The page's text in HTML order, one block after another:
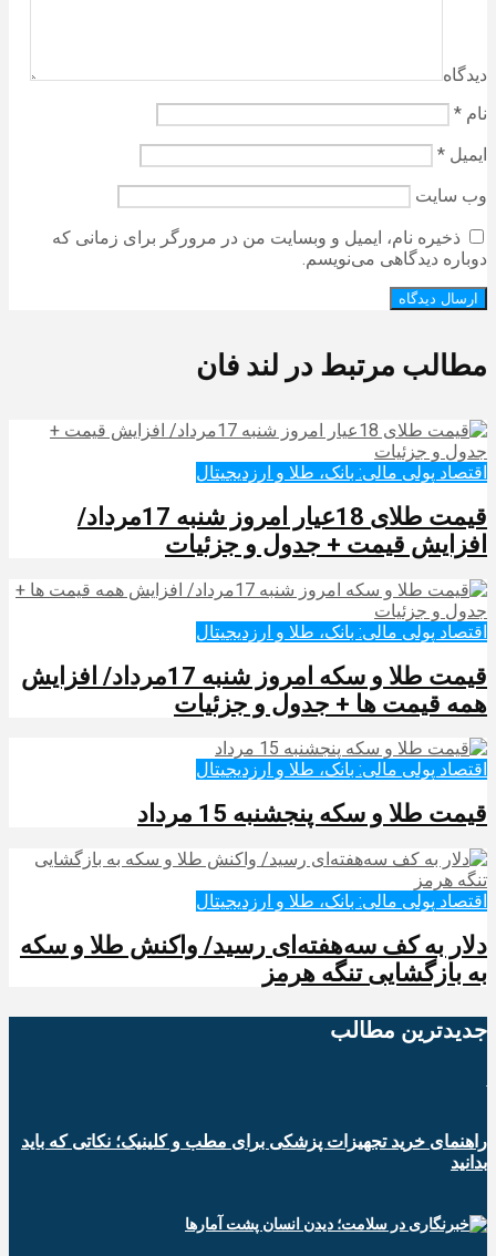
دیدگاه
نام *
ایمیل *
وب‌ سایت
ذخیره نام، ایمیل و وبسایت من در مرورگر برای زمانی که
دوباره دیدگاهی می‌نویسم.
مطالب مرتبط در لند فان
اقتصاد پولی مالی: بانک، طلا و ارزدیجیتال‌
قیمت طلای 18عیار امروز شنبه 17مرداد/
افزایش قیمت + جدول و جزئیات
اقتصاد پولی مالی: بانک، طلا و ارزدیجیتال‌
قیمت طلا و سکه امروز شنبه 17مرداد/ افزایش
همه قیمت ها + جدول و جزئیات
اقتصاد پولی مالی: بانک، طلا و ارزدیجیتال‌
قیمت طلا و سکه پنجشنبه 15 مرداد
اقتصاد پولی مالی: بانک، طلا و ارزدیجیتال‌
دلار به کف سه‌هفته‌ای رسید/ واکنش طلا و سکه
به بازگشایی تنگه هرمز
جدیدترین‌ مطالب
راهنمای خرید تجهیزات پزشکی برای مطب و کلینیک؛ نکاتی که باید
بدانید